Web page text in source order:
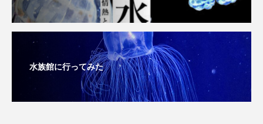
長崎ペンギン水族館 開発
青森県 頭足類 食中毒
飼育 骨 高知県 魚介類 魚卵
魚食 鯛の鯛 鯨類 鰭脚類
水族館に行ってみた